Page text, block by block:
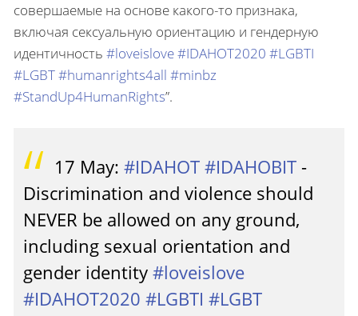
совершаемые на основе какого-то признака,
включая сексуальную ориентацию и гендерную
идентичность #loveislove#IDAHOT2020 #LGBTI
#LGBT#humanrights4all #minbz
#StandUp4HumanRights”.
17 May:#IDAHOT #IDAHOBIT -
Discrimination and violence should
NEVER be allowed on any ground,
including sexual orientation and
gender identity #loveislove
#IDAHOT2020 #LGBTI #LGBT